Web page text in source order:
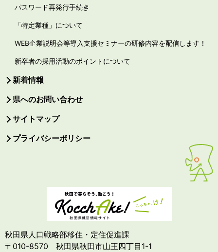
パスワード再発行手続き
「特定業種」について
WEB企業説明会等導入支援セミナーの研修内容を配信します！
新卒者の採用活動のポイントについて
新着情報
県へのお問い合わせ
サイトマップ
プライバシーポリシー
秋田県人口戦略部移住・定住促進課
〒010-8570 秋田県秋田市山王四丁目1-1